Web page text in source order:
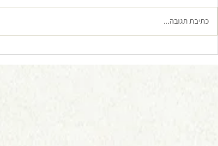
כתיבת תגובה...